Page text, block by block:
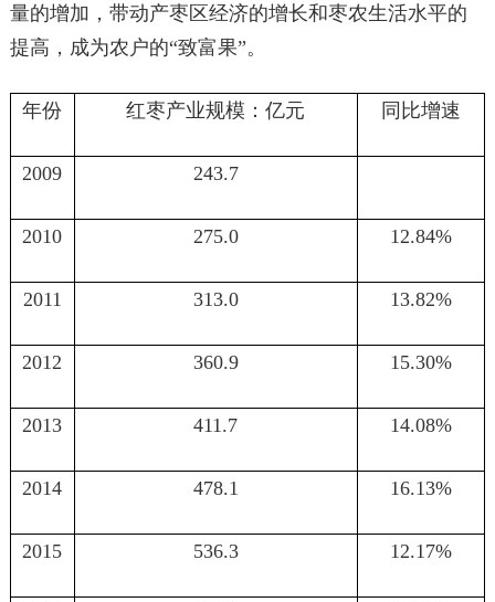
量的增加，带动产枣区经济的增长和枣农生活水平的
提高，成为农户的“致富果”。
年份 红枣产业规模：亿元 同比增速
2009 243.7
2010 275.0 12.84%
2011 313.0 13.82%
2012 360.9 15.30%
2013 411.7 14.08%
2014 478.1 16.13%
2015 536.3 12.17%